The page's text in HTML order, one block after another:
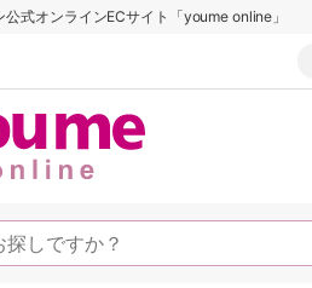
公式オンラインECサイト「youme online」